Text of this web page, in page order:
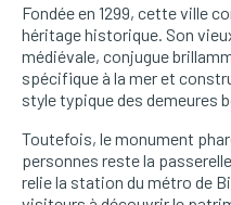
Fondée en 1299, cette ville
héritage historique. Son
médiévale, conjugue
spécifique à la mer et
style typique des demeures
Toutefois, le monument
personnes reste la
relie la station du métro de